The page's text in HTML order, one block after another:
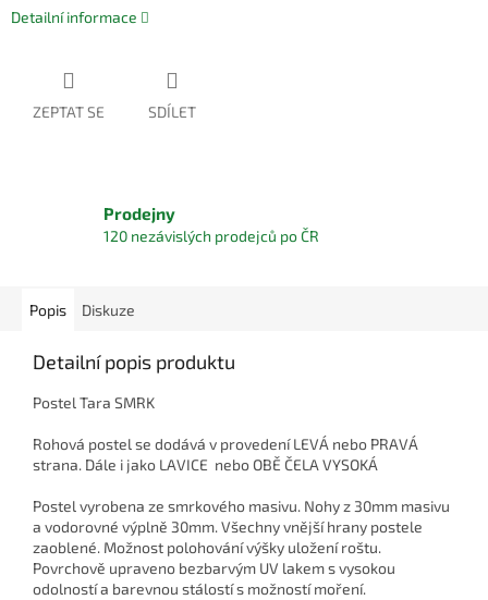
Detailní informace
ZEPTAT SE SDÍLET
Prodejny
120 nezávislých prodejců po ČR
Popis Diskuze
Detailní popis produktu
Postel Tara SMRK
Rohová postel se dodává v provedení LEVÁ nebo PRAVÁ
strana. Dále i jako LAVICE nebo OBĚ ČELA VYSOKÁ
Postel vyrobena ze smrkového masivu. Nohy z 30mm masivu
a vodorovné výplně 30mm. Všechny vnější hrany postele
zaoblené. Možnost polohování výšky uložení roštu.
Povrchově upraveno bezbarvým UV lakem s vysokou
odolností a barevnou stálostí s možností moření.